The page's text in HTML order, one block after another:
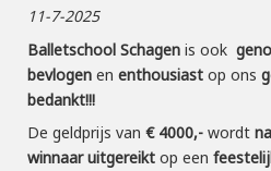
11-7-2025
Balletschool Schagen is ook
bevlogen en enthousiast op ons
bedankt!!!
De geldprijs van € 4000,- wordt
winnaar uitgereikt op een